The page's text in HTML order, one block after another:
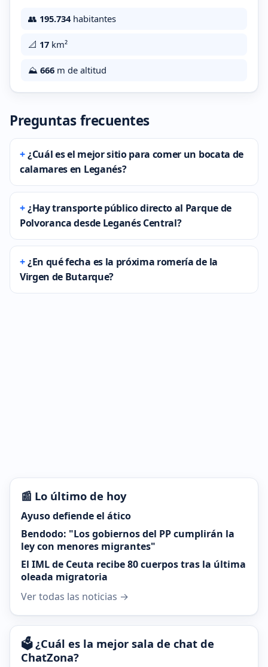
👥 195.734habitantes
📐 17 km²
⛰️ 666 m de altitud
Preguntas frecuentes
¿Cuál es el mejor sitio para comer un bocata de
calamares en Leganés?
¿Hay transporte público directo al Parque de
Polvoranca desde Leganés Central?
¿En qué fecha es la próxima romería de la
Virgen de Butarque?
📰 Lo último de hoy
Ayuso defiende el ático
Bendodo: "Los gobiernos del PP cumplirán la
ley con menores migrantes"
El IML de Ceuta recibe 80 cuerpos tras la última
oleada migratoria
Ver todas las noticias →
🗳️ ¿Cuál es la mejor sala de chat de
ChatZona?